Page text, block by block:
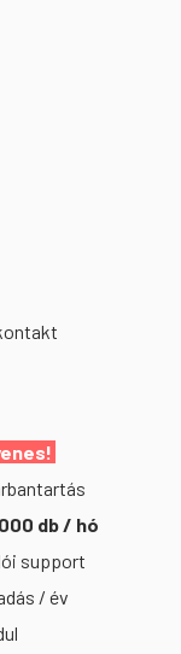
db / hó
support
/ év